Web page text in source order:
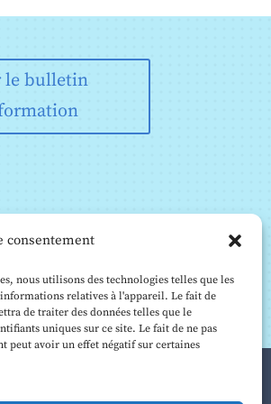
consentement
nous utilisons des technologies telles que les
relatives à l'appareil. Le fait de
de traiter des données telles que le
uniques sur ce site. Le fait de ne pas
peut avoir un effet négatif sur certaines
le bulletin